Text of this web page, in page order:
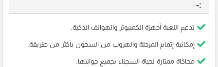
:-
تدعم اللعبة أجهزة الكمبيوتر والهواتف الذكية.
إمكانية إتمام المرحلة والهروب من السجون بأكثر من طريقة.
محاكاة ممتازة لحياة السجناء بجميع جوانبها.